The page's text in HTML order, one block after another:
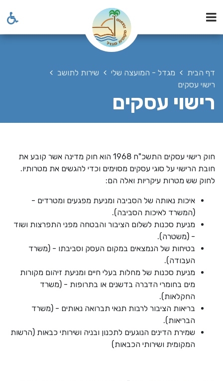
דף הבית מגדל - המועצה שלי
שירות לתושב
רישוי עסקים
רישוי עסקים
חוק רישוי עסקים התשכ"ח 1968 הוא חוק מדינה אשר קובע את
חובת הרישוי על סוגי עסקים מסוימים וכדי להגשים את מטרותיו.
לחוק שש מטרות עיקריות ואלה הם:
איכות נאותה של הסביבה ומניעת מפגעים ומטרדים -
(המשרד לאיכות הסביבה).
מניעת סכנות לשלום הציבור והבטחה מפני התפרצות ושוד
- (משטרה).
בטיחות של הנמצאים במקום העסק וסביבתו - (משרד
העבודה).
מניעת סכנות של מחלות בעלי חיים ומניעת זיהום מקורות
מים בחומרי הדברה בדשנים או בתרופות - (משרד
החקלאות).
בריאות הציבור לרבות תנאי תברואה נאותים - (משרד
הבריאות).
שמירת הדינים הנוגעים לתכנון ובניה ושירותי כבאות (הרשות
המקומית ושירותי הכבאות)